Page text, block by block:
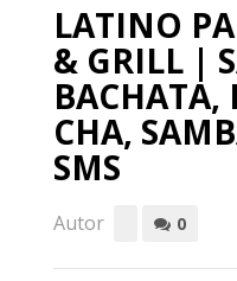
LATINO
& GRILL |
BACHATA,
CHA,
SMS
Autor 0